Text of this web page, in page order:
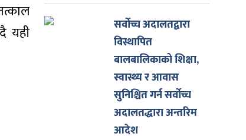
यही
सर्वोच्च अदालतद्वारा
विस्थापित
बालबालिकाको शिक्षा,
स्वास्थ्य र आवास
सुनिश्चित गर्न सर्वोच्च
अदालतद्धारा अन्तरिम
आदेश